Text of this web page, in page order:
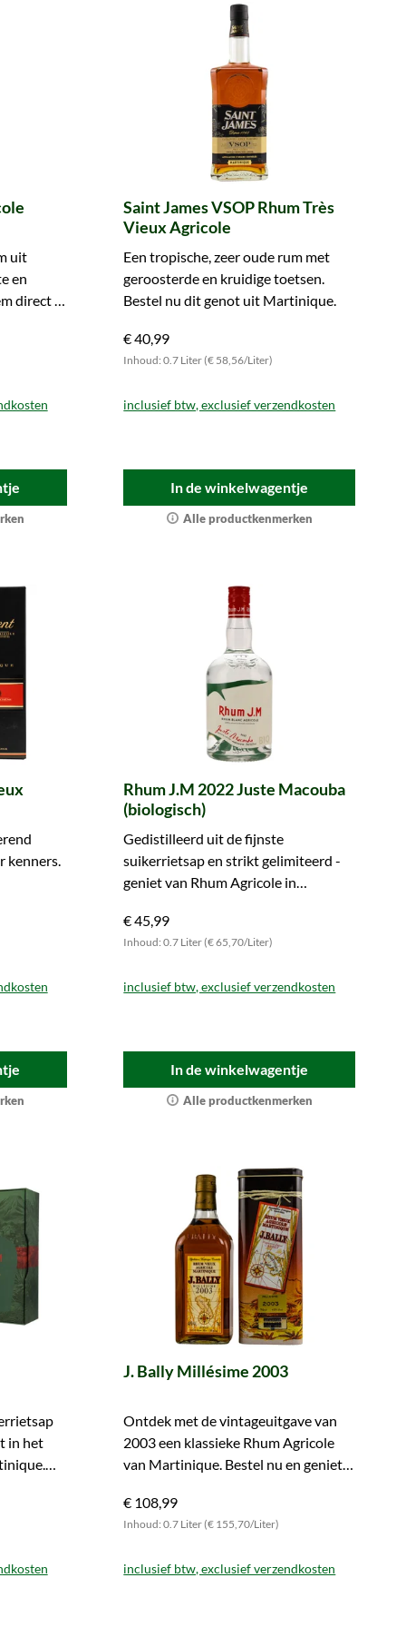
uit
en
direct in
Saint James VSOP Rhum Très
Vieux Agricole
Een tropische, zeer oude rum met
geroosterde en kruidige toetsen.
Bestel nu dit genot uit Martinique.
€ 40,99
Inhoud: 0.7 Liter (€ 58,56/Liter)
inclusief btw, exclusief verzendkosten
In de winkelwagentje
Alle productkenmerken
kenners.
Rhum J.M 2022 Juste Macouba
(biologisch)
Gedistilleerd uit de fijnste
suikerrietsap en strikt gelimiteerd -
geniet van Rhum Agricole in
€ 45,99
Inhoud: 0.7 Liter (€ 65,70/Liter)
inclusief btw, exclusief verzendkosten
In de winkelwagentje
Alle productkenmerken
in het
J. Bally Millésime 2003
Ontdek met de vintageuitgave van
2003 een klassieke Rhum Agricole
van Martinique. Bestel nu en geniet
€ 108,99
Inhoud: 0.7 Liter (€ 155,70/Liter)
inclusief btw, exclusief verzendkosten